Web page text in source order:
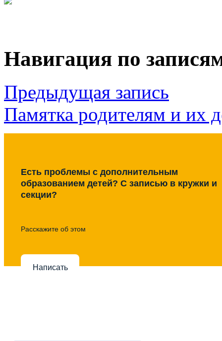
Навигация по
Предыдущая запись
Памятка родителям и их
Есть проблемы с дополнительным
образованием детей? С записью в кружки и
секции?
Расскажите об этом
Написать